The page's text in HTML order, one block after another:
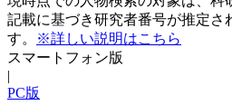
記載に基づき研究者番号が推定さ
す。
※詳しい説明はこちら
スマートフォン版
|
PC版